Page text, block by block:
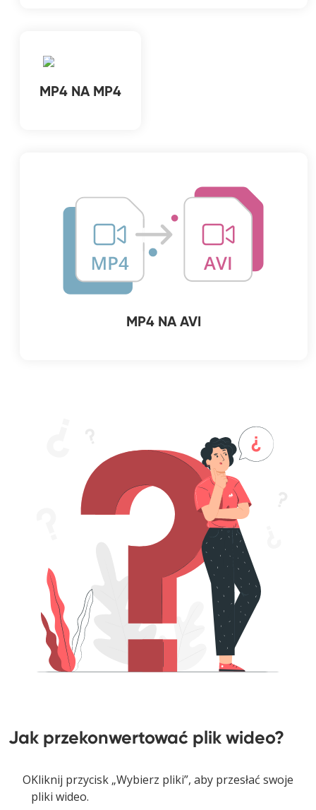
MP4 NA MP4
MP4 NA AVI
Jak przekonwertować plik wideo?
Kliknij przycisk „Wybierz pliki”, aby przesłać swoje
pliki wideo.